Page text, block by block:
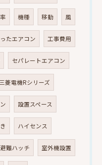
機種 移動 風
たエアコン 工事費用
セパレートエアコン
三菱電機Rシリーズ
設置スペース
ハイセンス
難ハッチ 室外機設置